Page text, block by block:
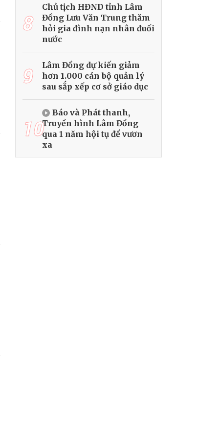
8
Chủ tịch HĐND tỉnh Lâm
Đồng Lưu Văn Trung thăm
hỏi gia đình nạn nhân đuối
nước
9
Lâm Đồng dự kiến giảm
hơn 1.000 cán bộ quản lý
sau sắp xếp cơ sở giáo dục
10
Báo và Phát thanh,
Truyền hình Lâm Đồng
qua 1 năm hội tụ để vươn
xa